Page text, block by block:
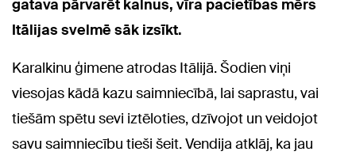
gatava pārvarēt kalnus, vīra pacietības mērs
Itālijas svelmē sāk izsīkt.
Karalkinu ģimene atrodas Itālijā. Šodien viņi
viesojas kādā kazu saimniecībā, lai saprastu, vai
tiešām spētu sevi iztēloties, dzīvojot un veidojot
savu saimniecību tieši šeit. Vendija atklāj, ka jau